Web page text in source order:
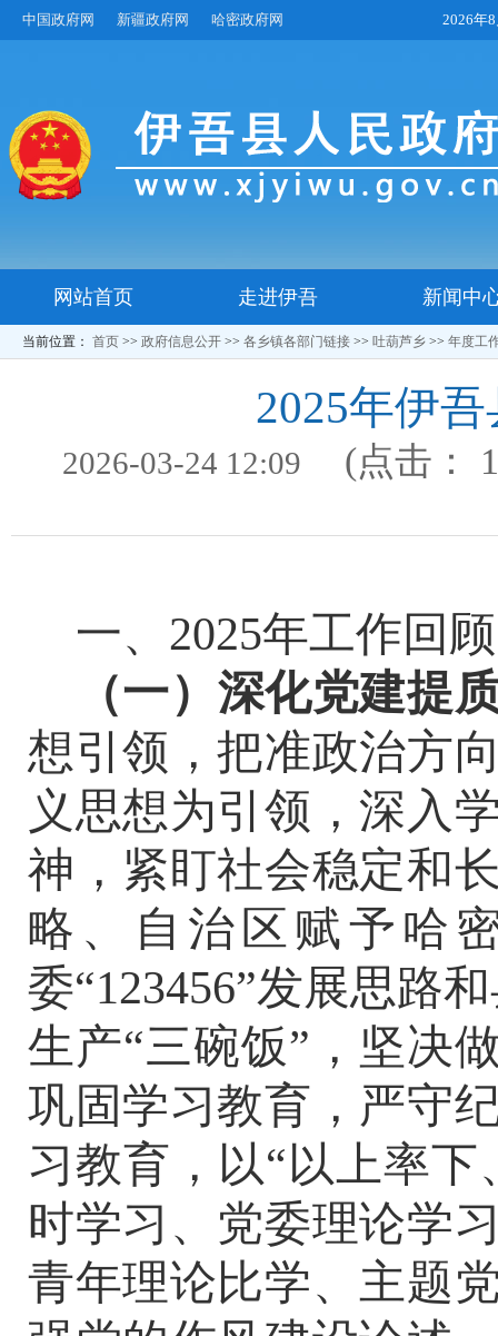
中国政府网 新疆政府网 哈密政府网 2026年
网站首页 走进伊吾 新闻中
当前位置： 首页 >> 政府信息公开 >> 各乡镇各部门链接 >> 吐葫芦乡 >> 年度工
2025年伊
2026-03-24 12:09 (点击：
一、 2025年工作回顾
（一）深化党建提
想引领，把准政治方
义思想为引领，深入
神，紧盯社会稳定和
略、自治区赋予哈
委“123456”发展思路
生产“三碗饭” ，坚决
巩固学习教育，严守
习教育， 以“以上率下
时学习、党委理论学
青年理论比学、主题